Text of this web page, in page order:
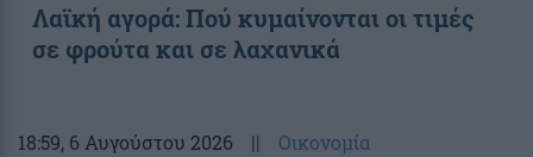
Λαϊκή αγορά: Πού κυμαίνονται οι τιμές
σε φρούτα και σε λαχανικά
18:59, 6 Αυγούστου 2026 || Οικονομία